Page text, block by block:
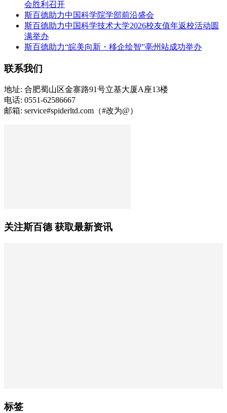
会胜利召开
斯百德助力中国科学院学部前沿盛会
斯百德助力中国科学技术大学2026校友值年返校活动圆
满举办
斯百德助力“皖美向新・移企绘智”亳州站成功举办
联系我们
地址: 合肥蜀山区金寨路91号立基大厦A座13楼
电话: 0551-62586667
邮箱: service#spiderltd.com（#改为@）
关注斯百德 获取最新资讯
标签